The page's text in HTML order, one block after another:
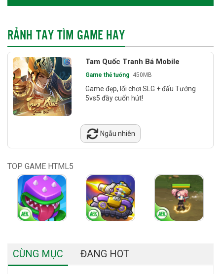
RẢNH TAY TÌM GAME HAY
Tam Quốc Tranh Bá Mobile
Game thẻ tướng 450MB
Game đẹp, lối chơi SLG + đấu Tướng
5vs5 đầy cuốn hút!
Ngẫu nhiên
TOP GAME HTML5
CÙNG MỤC ĐANG HOT